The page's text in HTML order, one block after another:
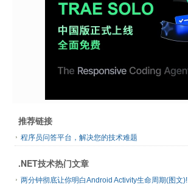
推荐链接
程序员问答平台，解决您的技术难题
.NET技术热门文章
两分钟彻底让你明白Android Activity生命周期(图文)!